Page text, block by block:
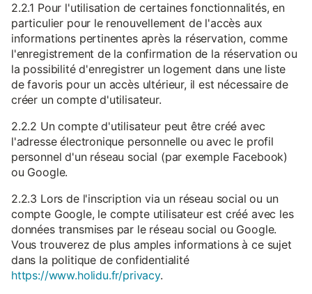
2.2.1 Pour l'utilisation de certaines fonctionnalités, en
particulier pour le renouvellement de l'accès aux
informations pertinentes après la réservation, comme
l'enregistrement de la confirmation de la réservation ou
la possibilité d'enregistrer un logement dans une liste
de favoris pour un accès ultérieur, il est nécessaire de
créer un compte d'utilisateur.
2.2.2 Un compte d'utilisateur peut être créé avec
l'adresse électronique personnelle ou avec le profil
personnel d'un réseau social (par exemple Facebook)
ou Google.
2.2.3 Lors de l'inscription via un réseau social ou un
compte Google, le compte utilisateur est créé avec les
données transmises par le réseau social ou Google.
Vous trouverez de plus amples informations à ce sujet
dans la politique de confidentialité
https://www.holidu.fr/privacy.